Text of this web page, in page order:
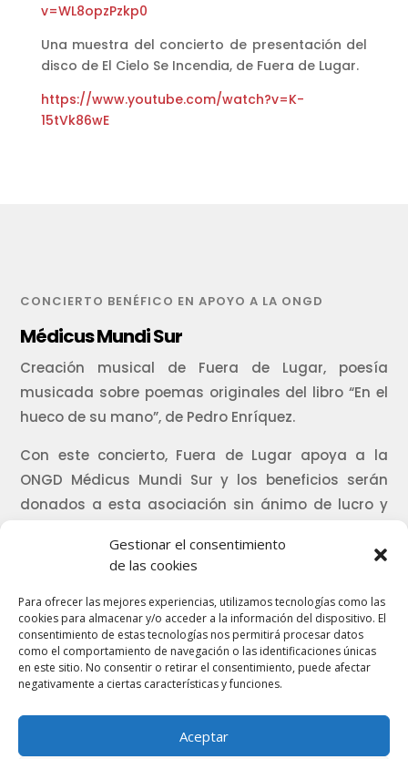
Gestionar el consentimiento
de las cookies
Para ofrecer las mejores experiencias, utilizamos tecnologías como las
cookies para almacenar y/o acceder a la información del dispositivo. El
consentimiento de estas tecnologías nos permitirá procesar datos
como el comportamiento de navegación o las identificaciones únicas
en este sitio. No consentir o retirar el consentimiento, puede afectar
negativamente a ciertas características y funciones.
Aceptar
v=WL8opzPzkp0
Una muestra del concierto de presentación del
disco de El Cielo Se Incendia, de Fuera de Lugar.
https://www.youtube.com/watch?v=K-
15tVk86wE
CONCIERTO BENÉFICO EN APOYO A LA ONGD
Médicus Mundi Sur
Creación musical de Fuera de Lugar, poesía
musicada sobre poemas originales del libro “En el
hueco de su mano”, de Pedro Enríquez.
Con este concierto, Fuera de Lugar apoya a la
ONGD Médicus Mundi Sur y los beneficios serán
donados a esta asociación sin ánimo de lucro y
la cooperación sanitaria.
lugar-presenta-el-cielo-se-incendia/